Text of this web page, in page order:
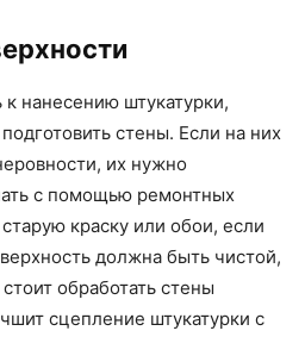
нанесению штукатурки,
стены. Если на них
их нужно
с помощью ремонтных
краску или обои, если
должна быть чистой,
обработать стены
сцепление штукатурки с